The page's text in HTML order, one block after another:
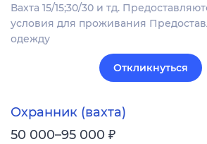
Вахта 15/15;30/30 и тд.
условия для проживания
одежду
Откликнуться
Охранник (вахта)
50 000–95 000 ₽